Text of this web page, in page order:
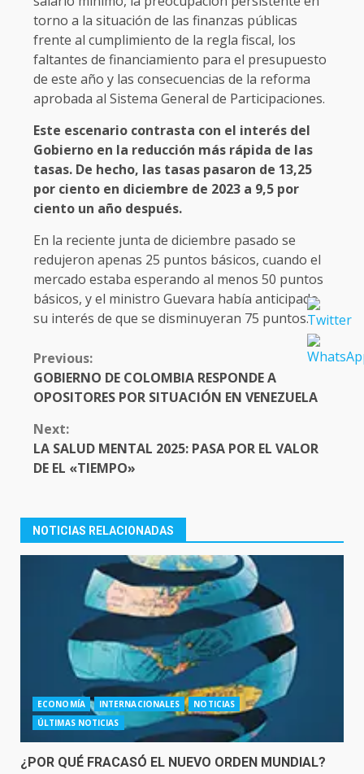
torno a la situación de las finanzas públicas
frente al cumplimiento de la regla fiscal, los
faltantes de financiamiento para el presupuesto
de este año y las consecuencias de la reforma
aprobada al Sistema General de Participaciones.
Este escenario contrasta con el interés del
Gobierno en la reducción más rápida de las
tasas. De hecho, las tasas pasaron de 13,25
por ciento en diciembre de 2023 a 9,5 por
ciento un año después.
En la reciente junta de diciembre pasado se
redujeron apenas 25 puntos básicos, cuando el
mercado estaba esperando al menos 50 puntos
básicos, y el ministro Guevara había anticipado
su interés de que se disminuyeran 75 puntos.
CONTINUE
READING
Previous:
GOBIERNO DE COLOMBIA RESPONDE A
OPOSITORES POR SITUACIÓN EN VENEZUELA
Next:
LA SALUD MENTAL 2025: PASA POR EL VALOR
DE EL «TIEMPO»
NOTICIAS RELACIONADAS
ECONOMÍA INTERNACIONALES
NOTICIAS
ÚLTIMAS NOTICIAS
¿POR QUÉ FRACASÓ EL NUEVO ORDEN MUNDIAL?